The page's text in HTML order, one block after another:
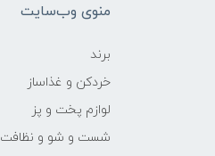
منوی وب‌سایت
برند
خردکن و غذاساز
لوازم پخت و پز
شست و شو و نظافت